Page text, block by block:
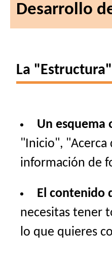
Desarrollo
La
Un esquema
"Inicio", "Acerca
información de
El contenido
necesitas tener
lo que quieres